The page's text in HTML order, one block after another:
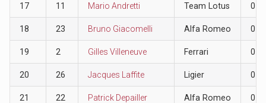
17 11 Mario Andretti Team Lotus 0
18 23 Bruno Giacomelli Alfa Romeo 0
19 2 Gilles Villeneuve Ferrari 0
20 26 Jacques Laffite Ligier 0
21 22 Patrick Depailler Alfa Romeo 0